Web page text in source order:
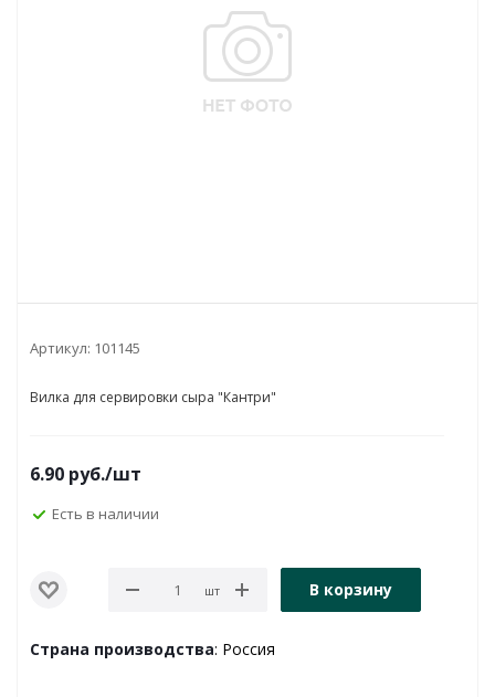
Артикул: 101145
Вилка для сервировки сыра "Кантри"
6.90 руб./шт
Есть в наличии
шт В корзину
Страна производства: Россия